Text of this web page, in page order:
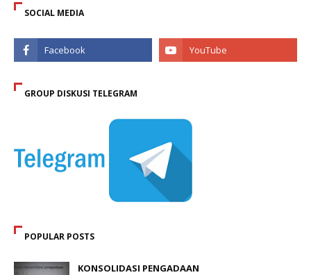
SOCIAL MEDIA
GROUP DISKUSI TELEGRAM
POPULAR POSTS
KONSOLIDASI PENGADAAN